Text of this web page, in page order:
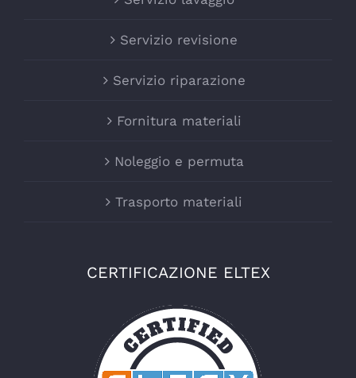
Servizio revisione
Servizio riparazione
Fornitura materiali
Noleggio e permuta
Trasporto materiali
CERTIFICAZIONE ELTEX